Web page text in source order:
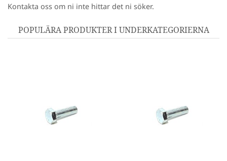
Kontakta oss om ni inte hittar det ni söker.
POPULÄRA PRODUKTER I UNDERKATEGORIERNA